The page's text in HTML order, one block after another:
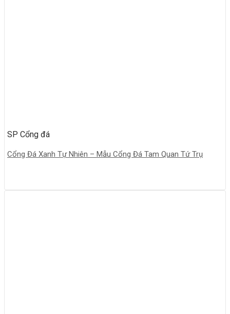
SP Cổng đá
Cổng Đá Xanh Tự Nhiên – Mẫu Cổng Đá Tam Quan Tứ Trụ